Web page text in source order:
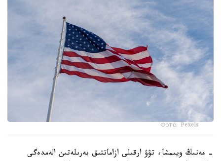
Фото: Pexels
- مەنىڭ ويىمشا، تۋۋ ارقىلى ازاماتتىق بەرىلەتىن الەمدەگى